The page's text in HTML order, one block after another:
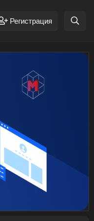
Регистрация